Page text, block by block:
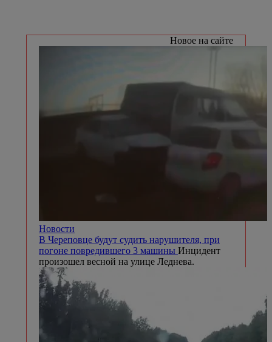
Новое на сайте
Новости
В Череповце будут судить нарушителя, при
погоне повредившего 3 машины Инцидент
произошел весной на улице Леднева.